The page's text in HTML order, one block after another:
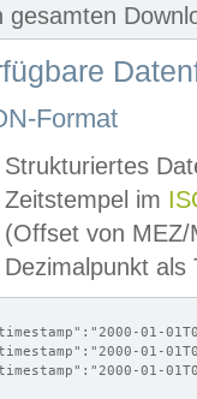
gesamten
Format
Strukturiertes
Zeitstempel im
(Offset von MEZ/
Dezimalpunkt als
01-
01-
01-